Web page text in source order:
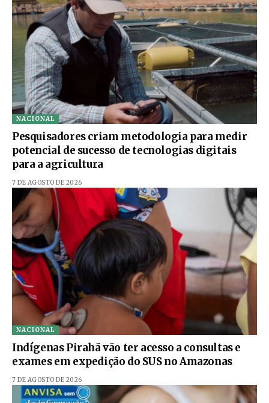
NACIONAL
Pesquisadores criam metodologia para medir
potencial de sucesso de tecnologias digitais
para a agricultura
7 DE AGOSTO DE 2026
NACIONAL
Indígenas Pirahã vão ter acesso a consultas e
exames em expedição do SUS no Amazonas
7 DE AGOSTO DE 2026